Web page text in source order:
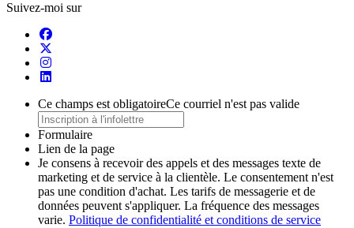
Suivez-moi sur
Ce champs est obligatoireCe courriel n'est pas valide
Formulaire
Lien de la page
Je consens à recevoir des appels et des messages texte de
marketing et de service à la clientèle. Le consentement n'est
pas une condition d'achat. Les tarifs de messagerie et de
données peuvent s'appliquer. La fréquence des messages
varie. Politique de confidentialité et conditions de service